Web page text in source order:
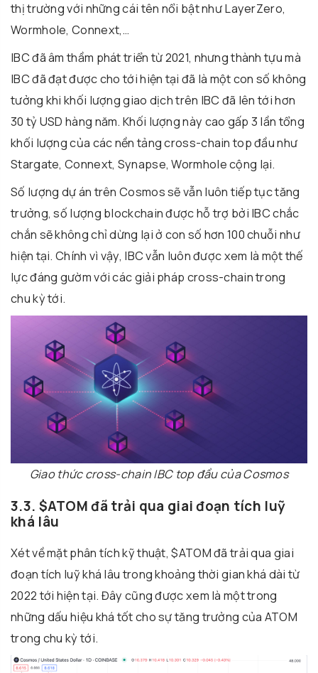
thị trường với những cái tên nổi bật như LayerZero,
Wormhole, Connext,…
IBC đã âm thầm phát triển từ 2021, nhưng thành tựu mà
IBC đã đạt được cho tới hiện tại đã là một con số không
tưởng khi khối lượng giao dịch trên IBC đã lên tới hơn
30 tỷ USD hàng năm. Khối lượng này cao gấp 3 lần tổng
khối lượng của các nền tảng cross-chain top đầu như
Stargate, Connext, Synapse, Wormhole cộng lại.
Số lượng dự án trên Cosmos sẽ vẫn luôn tiếp tục tăng
trưởng, số lượng blockchain được hỗ trợ bởi IBC chắc
chắn sẽ không chỉ dừng lại ở con số hơn 100 chuỗi như
hiện tại. Chính vì vậy, IBC vẫn luôn được xem là một thế
lực đáng gườm với các giải pháp cross-chain trong
chu kỳ tới.
Giao thức cross-chain IBC top đầu của Cosmos
3.3. $ATOM đã trải qua giai đoạn tích luỹ
khá lâu
Xét về mặt phân tích kỹ thuật, $ATOM đã trải qua giai
đoạn tích luỹ khá lâu trong khoảng thời gian khá dài từ
2022 tới hiện tại. Đây cũng được xem là một trong
những dấu hiệu khá tốt cho sự tăng trưởng của ATOM
trong chu kỳ tới.